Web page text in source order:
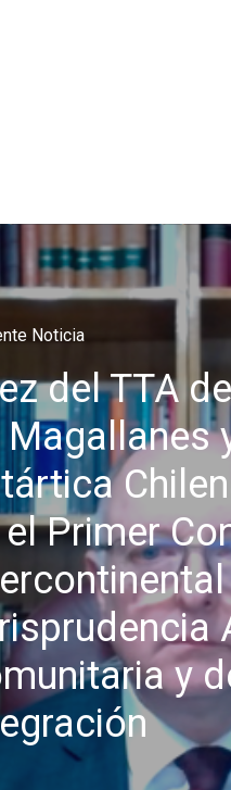
Noticia
del TTA
Magallanes
Primer
y